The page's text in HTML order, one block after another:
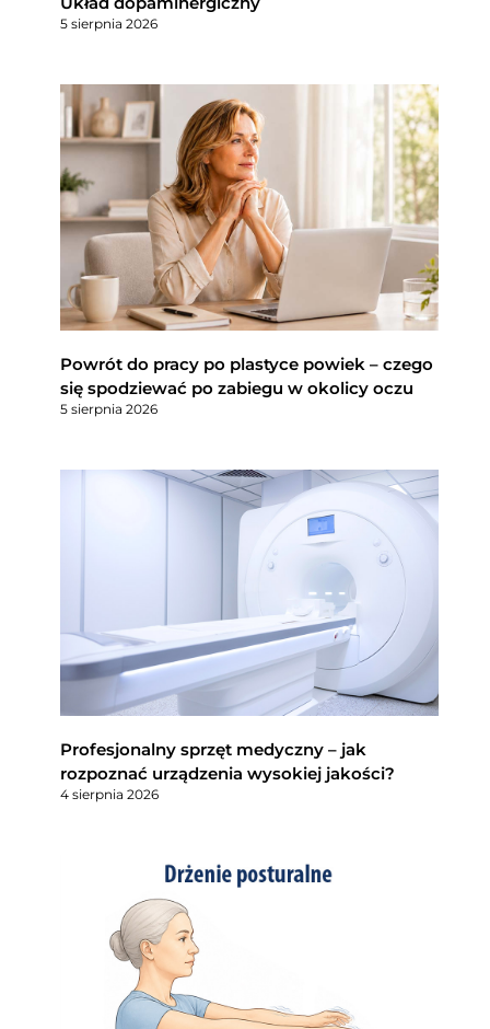
5 sierpnia 2026
Powrót do pracy po plastyce powiek – czego
się spodziewać po zabiegu w okolicy oczu
5 sierpnia 2026
Profesjonalny sprzęt medyczny – jak
rozpoznać urządzenia wysokiej jakości?
4 sierpnia 2026